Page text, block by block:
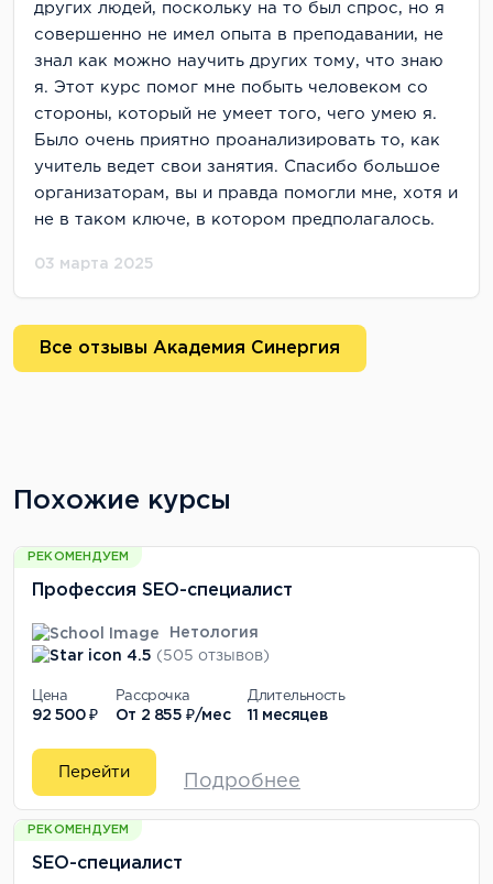
других людей, поскольку на то был спрос, но я
совершенно не имел опыта в преподавании, не
знал как можно научить других тому, что знаю
я. Этот курс помог мне побыть человеком со
стороны, который не умеет того, чего умею я.
Было очень приятно проанализировать то, как
учитель ведет свои занятия. Спасибо большое
организаторам, вы и правда помогли мне, хотя и
не в таком ключе, в котором предполагалось.
03 марта 2025
Все отзывы Академия Синергия
Похожие курсы
РЕКОМЕНДУЕМ
Профессия SEO-специалист
Нетология
4.5 (505 отзывов)
Цена
92 500 ₽
Рассрочка
От 2 855 ₽/мес
Длительность
11 месяцев
Перейти
Подробнее
РЕКОМЕНДУЕМ
SEO-специалист